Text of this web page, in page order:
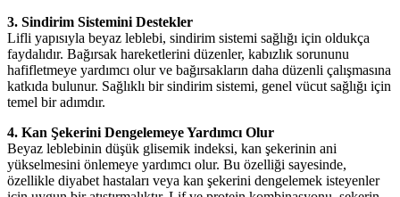
3. Sindirim Sistemini Destekler
Lifli yapısıyla beyaz leblebi, sindirim sistemi sağlığı için oldukça
faydalıdır. Bağırsak hareketlerini düzenler, kabızlık sorununu
hafifletmeye yardımcı olur ve bağırsakların daha düzenli çalışmasına
katkıda bulunur. Sağlıklı bir sindirim sistemi, genel vücut sağlığı için
temel bir adımdır.
4. Kan Şekerini Dengelemeye Yardımcı Olur
Beyaz leblebinin düşük glisemik indeksi, kan şekerinin ani
yükselmesini önlemeye yardımcı olur. Bu özelliği sayesinde,
özellikle diyabet hastaları veya kan şekerini dengelemek isteyenler